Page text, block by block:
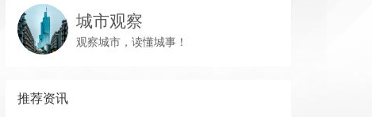
城市观察
观察城市，读懂城事！
推荐资讯